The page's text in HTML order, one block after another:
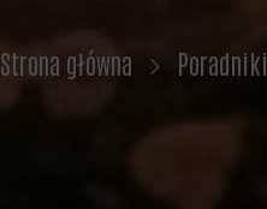
Strona główna Poradniki